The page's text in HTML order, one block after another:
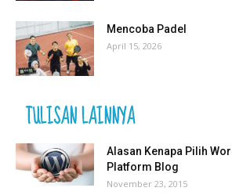
Mencoba Padel
April 15, 2026
TULISAN LAINNYA
Alasan Kenapa Pilih
Platform Blog
November 23, 2015